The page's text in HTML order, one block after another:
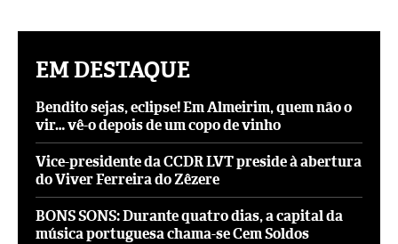
EM DESTAQUE
Bendito sejas, eclipse! Em Almeirim, quem não o
vir… vê-o depois de um copo de vinho
Vice-presidente da CCDR LVT preside à abertura
do Viver Ferreira do Zêzere
BONS SONS: Durante quatro dias, a capital da
música portuguesa chama-se Cem Soldos